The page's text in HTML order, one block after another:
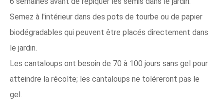
Semez à l'intérieur dans des pots de tourbe ou de papier
biodégradables qui peuvent être placés directement dans
le jardin.
Les cantaloups ont besoin de 70 à 100 jours sans gel pour
atteindre la récolte; les cantaloups ne toléreront pas le
gel.